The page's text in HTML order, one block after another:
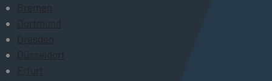
Bremen
Dortmund
Dresden
Düsseldorf
Erfurt